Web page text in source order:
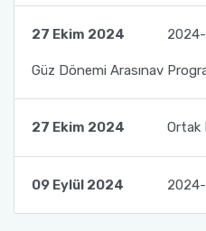
27 Ekim 2024 2024-
Güz Dönemi Arasınav
27 Ekim 2024 Ortak
09 Eylül 2024 2024-